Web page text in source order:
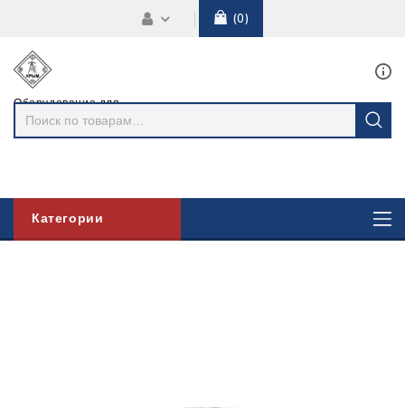
0
Оборудование для
линий
электропередач
Категории